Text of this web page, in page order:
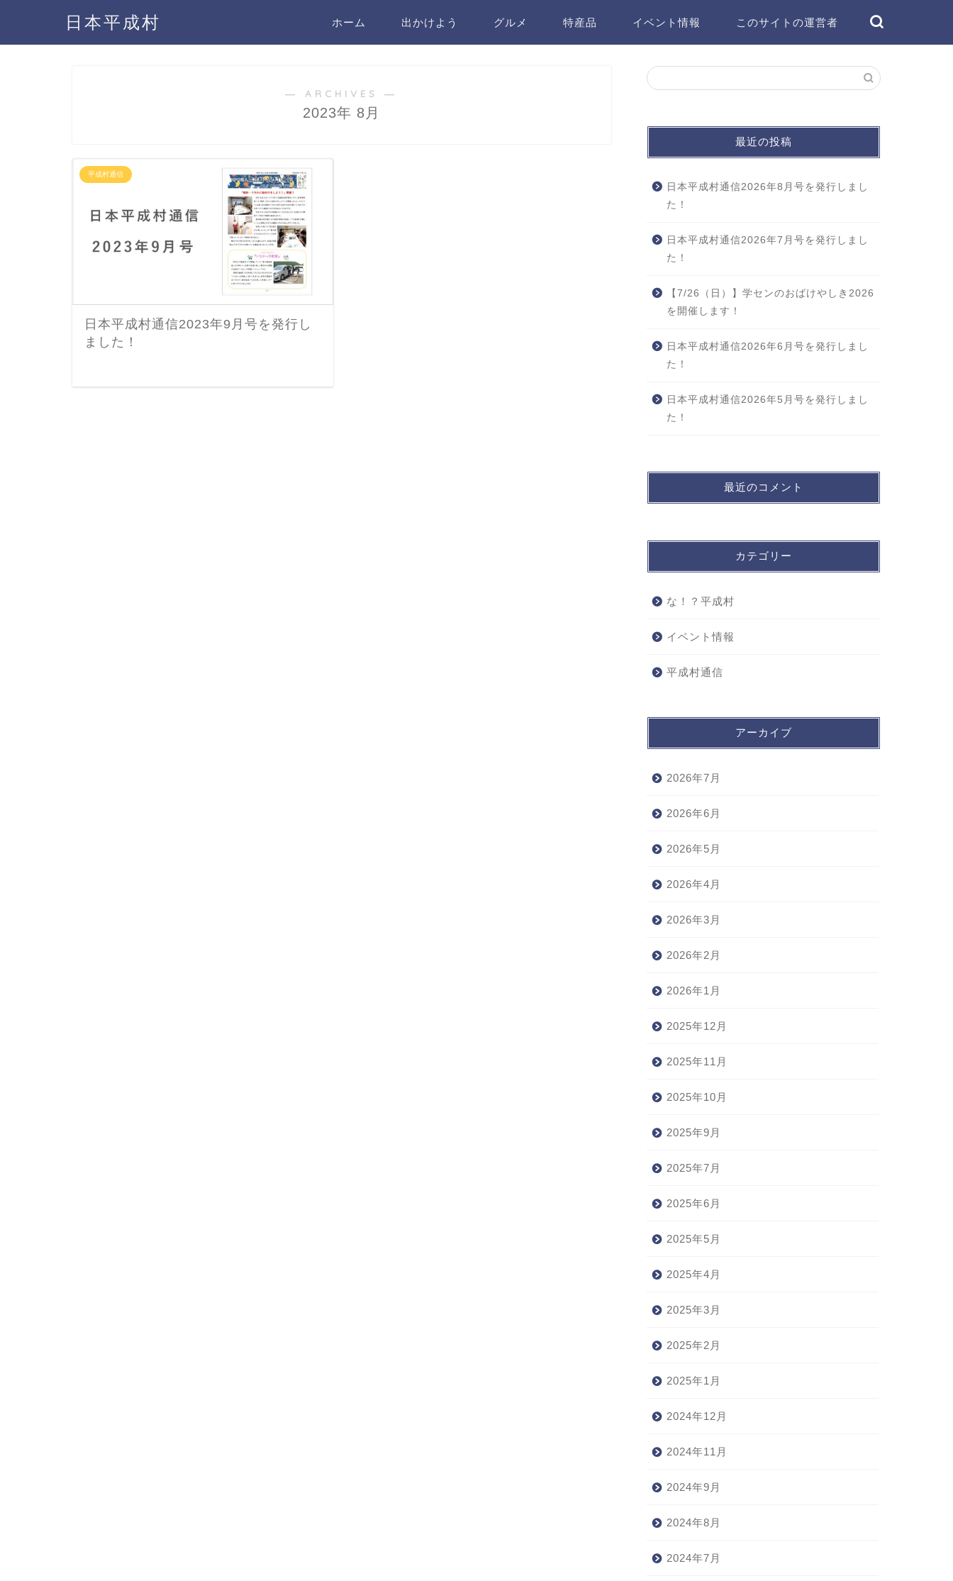
日本平成村 ホーム 出かけよう グルメ 特産品 イベント情報 このサイトの運営者
― ARCHIVES ―
2023年 8月
平成村通信
日本平成村通信2023年9月号を発行し
ました！
最近の投稿
日本平成村通信2026年8月号を発行しまし
た！
日本平成村通信2026年7月号を発行しまし
た！
【7/26（日）】学センのおばけやしき2026
を開催します！
日本平成村通信2026年6月号を発行しまし
た！
日本平成村通信2026年5月号を発行しまし
た！
最近のコメント
カテゴリー
な！？平成村
イベント情報
平成村通信
アーカイブ
2026年7月
2026年6月
2026年5月
2026年4月
2026年3月
2026年2月
2026年1月
2025年12月
2025年11月
2025年10月
2025年9月
2025年7月
2025年6月
2025年5月
2025年4月
2025年3月
2025年2月
2025年1月
2024年12月
2024年11月
2024年9月
2024年8月
2024年7月